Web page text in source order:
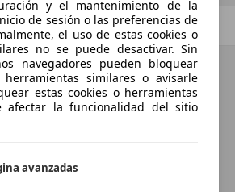
1/1 Siguiente
y el mantenimiento de la
de sesión o las preferencias de
el uso de estas cookies o
no se puede desactivar. Sin
navegadores pueden bloquear
herramientas similares o avisarle
estas cookies o herramientas
afectar la funcionalidad del sitio
avanzadas